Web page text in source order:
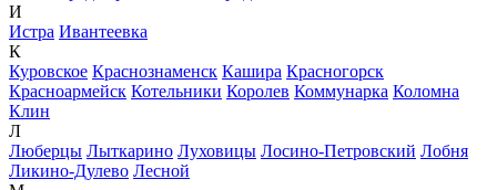
И
Истра Ивантеевка
К
Куровское Краснознаменск Кашира Красногорск
Красноармейск Котельники Королев Коммунарка Коломна
Клин
Л
Люберцы Лыткарино Луховицы Лосино-Петровский Лобня
Ликино-Дулево Лесной